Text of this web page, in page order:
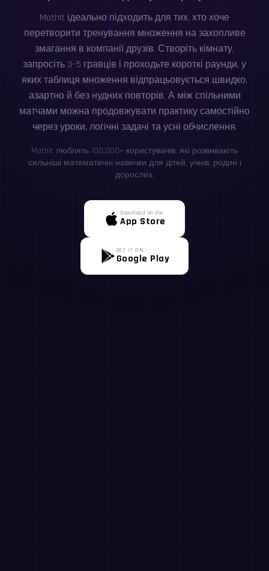
MathIt ідеально підходить для тих, хто хоче
перетворити тренування множення на захопливе
змагання в компанії друзів. Створіть кімнату,
запросіть 3–5 гравців і проходьте короткі раунди, у
яких таблиця множення відпрацьовується швидко,
азартно й без нудних повторів. А між спільними
матчами можна продовжувати практику самостійно
через уроки, логічні задачі та усні обчислення.
MathIt люблять 100,000+ користувачів, які розвивають
сильніші математичні навички для дітей, учнів, родин і
дорослих.
Download on the
App Store
GET IT ON
Google Play